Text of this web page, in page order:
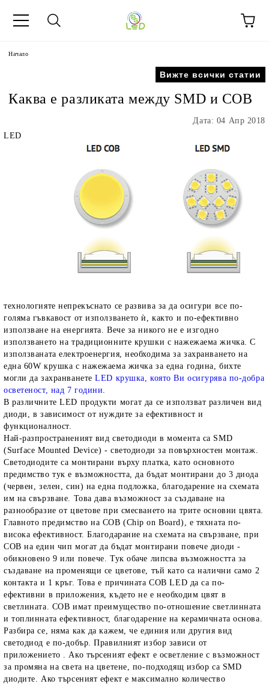
Начало
Вижте всички статии
Каква е разликата между SMD и COB
Дата: 04 Апр 2018
LED
технологияте непрекъснато се развива за да осигури все по-
голяма гъвкавост от използването ѝ, както и по-ефективно
използване на енергията. Вече за никого не е изгодно
използването на традиционните крушки с нажежаема жичка. С
използваната електроенергия, необходима за захранването на
една 60W крушка с нажежаема жичка за една година, бихте
могли да захранванетеLED крушка, която Ви осигурява по-добра
осветеност, над 7 години.
В различните LED продукти могат да се използват различен вид
диоди, в зависимост от нуждите за ефективност и
функционалност.
Най-разпространеният вид светодиоди в момента са SMD
(Surface Mounted Device) - светодиоди за повърхностен монтаж.
Светодиодите са монтирани върху платка, като основното
предимство тук е възможността, да бъдат монтирани до 3 диода
(червен, зелен, син) на една подложка, благодарение на схемата
им на свързване. Това дава възможност за създаване на
разнообразие от цветове при смесването на трите основни цвята.
Главното предимство на COB (Chip on Board), е тяхната по-
висока ефективност. Благодарание на схемата на свързване, при
COB на един чип могат да бъдат монтирани повече диоди -
обикновено 9 или повече. Тук обаче липсва възможността за
създаване на променящи се цветове, тъй като са налични само 2
контакта и 1 кръг. Това е причината COB LED да са по-
ефективни в приложения, където не е необходим цвят в
светлината. COB имат преимущество по-отношение светлинната
и топлинната ефективност, благодарение на керамичната основа.
Разбира се, няма как да кажем, че единия или другия вид
светодиод е по-добър. Правилният избор зависи от
приложението . Ако търсеният ефект е осветление с възможност
за промяна на света на цветене, по-подходящ избор са SMD
диодите. Ако търсеният ефект е максимално количество